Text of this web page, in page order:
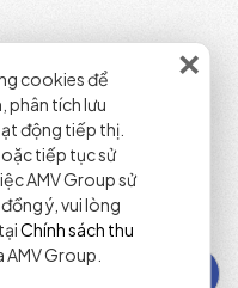
×
cookies để
phân tích lưu
động tiếp thị.
tiếp tục sử
AMV Group sử
ý, vui lòng
Chính sách thu
AMV Group.
và chính xác.